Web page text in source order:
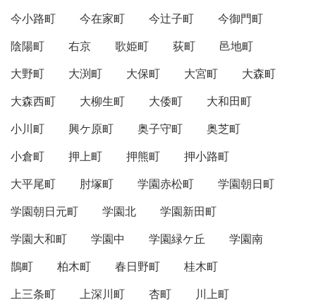
今小路町
今在家町 今辻子町
今御門町
陰陽町
右京 歌姫町 荻町
邑地町
大野町
大渕町 大保町 大宮町
大森町
大森西町
大柳生町 大倭町
大和田町
小川町
興ケ原町 奥子守町
奥芝町
小倉町
押上町 押熊町
押小路町
大平尾町
肘塚町 学園赤松町
学園朝日町
学園朝日元町
学園北
学園新田町
学園大和町
学園中 学園緑ケ丘
学園南
鵲町
柏木町 春日野町
桂木町
上三条町
上深川町 杏町
川上町